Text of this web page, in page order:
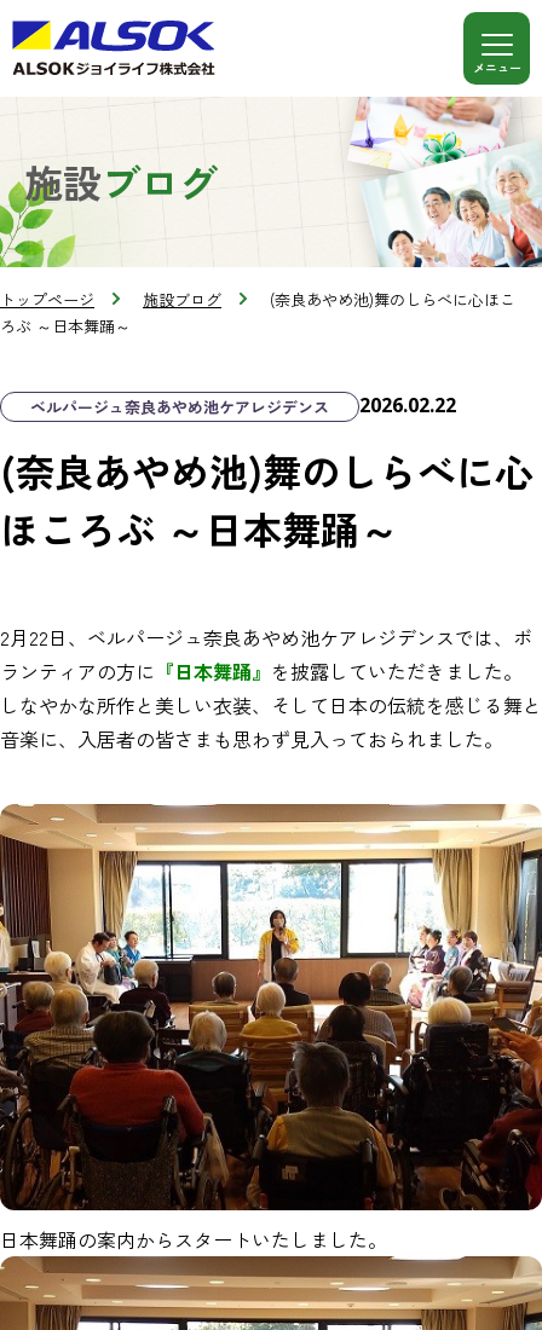
施設ブログ
トップページ 施設ブログ
(奈良あやめ池)舞のしらべに心ほこ
ろぶ ～日本舞踊～
ベルパージュ奈良あやめ池ケアレジデンス 2026.02.22
(奈良あやめ池)舞のしらべに心
ほころぶ ～日本舞踊～
2月22日、ベルパージュ奈良あやめ池ケアレジデンスでは、ボ
ランティアの方に 『日本舞踊』 を披露していただきました。
しなやかな所作と美しい衣装、そして日本の伝統を感じる舞と
音楽に、入居者の皆さまも思わず見入っておられました。
日本舞踊の案内からスタートいたしました。